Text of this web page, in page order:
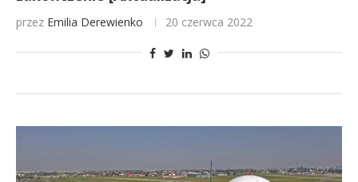
przez Emilia Derewienko 20 czerwca 2022